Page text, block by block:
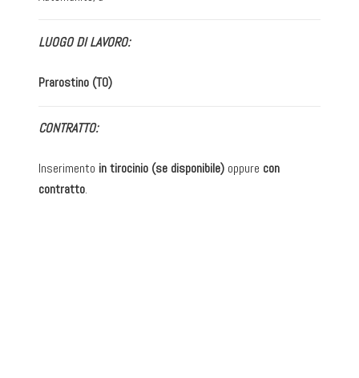
LUOGO DI LAVORO:
Prarostino (TO)
CONTRATTO:
Inserimento in tirocinio (se disponibile) oppure con
contratto.